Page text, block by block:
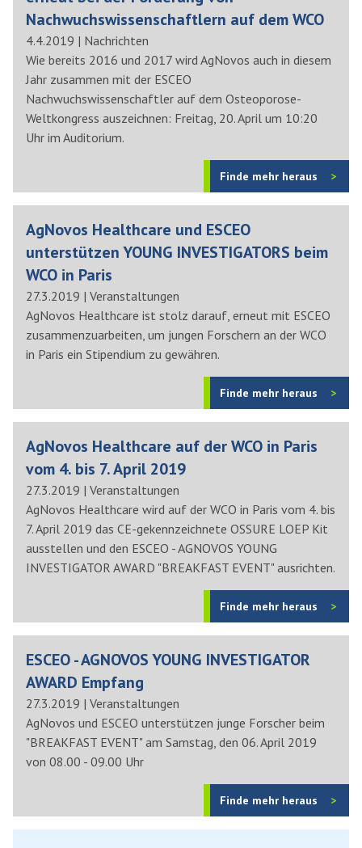
Nachwuchswissenschaftlern auf dem WCO
4.4.2019 | Nachrichten
Wie bereits 2016 und 2017 wird AgNovos auch in diesem
Jahr zusammen mit der ESCEO
Nachwuchswissenschaftler auf dem Osteoporose-
Weltkongress auszeichnen: Freitag, 20. April um 10:20
Uhr im Auditorium.
Finde mehr heraus
AgNovos Healthcare und ESCEO
unterstützen YOUNG INVESTIGATORS beim
WCO in Paris
27.3.2019 | Veranstaltungen
AgNovos Healthcare ist stolz darauf, erneut mit ESCEO
zusammenzuarbeiten, um jungen Forschern an der WCO
in Paris ein Stipendium zu gewähren.
Finde mehr heraus
AgNovos Healthcare auf der WCO in Paris
vom 4. bis 7. April 2019
27.3.2019 | Veranstaltungen
AgNovos Healthcare wird auf der WCO in Paris vom 4. bis
7. April 2019 das CE-gekennzeichnete OSSURE LOEP Kit
ausstellen und den ESCEO - AGNOVOS YOUNG
INVESTIGATOR AWARD "BREAKFAST EVENT" ausrichten.
Finde mehr heraus
ESCEO - AGNOVOS YOUNG INVESTIGATOR
AWARD Empfang
27.3.2019 | Veranstaltungen
AgNovos und ESCEO unterstützen junge Forscher beim
"BREAKFAST EVENT" am Samstag, den 06. April 2019
von 08.00 - 09.00 Uhr
Finde mehr heraus